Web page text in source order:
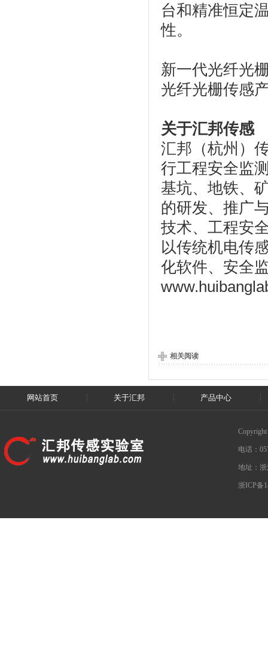
台和精准恒定
性。
新一代光纤光
光纤光栅传感
关于汇邦传感
汇邦（杭州）
行工程安全监
基坑、地铁、
的研发、推广
技术、工程安
以传统机电传
化软件、安全
相关阅读
网站首页 关于汇邦 产品中心
电话：
地址：
浙ICP备